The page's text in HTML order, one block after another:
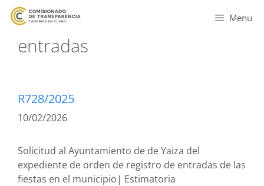
Menu
entradas
R728/2025
10/02/2026
Solicitud al Ayuntamiento de de Yaiza del
expediente de orden de registro de entradas de las
fiestas en el municipio| Estimatoria